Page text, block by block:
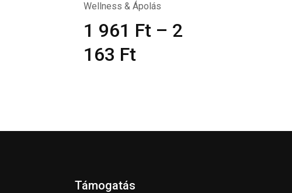
Wellness & Ápolás
1 961 Ft – 2
163 Ft
Támogatás